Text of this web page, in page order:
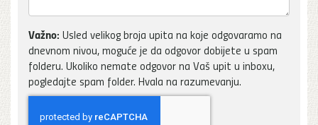
Važno: Usled velikog broja upita na koje odgovaramo na
dnevnom nivou, moguće je da odgovor dobijete u spam
folderu. Ukoliko nemate odgovor na Vaš upit u inboxu,
pogledajte spam folder. Hvala na razumevanju.